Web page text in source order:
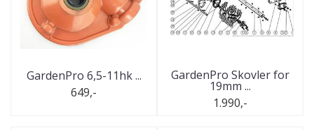
GardenPro 6,5-11hk ...
649,-
GardenPro Skovler for
19mm ...
1.990,-